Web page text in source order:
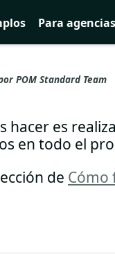
Para agencias
POM Standard Team
hacer es
en todo el
de Cómo